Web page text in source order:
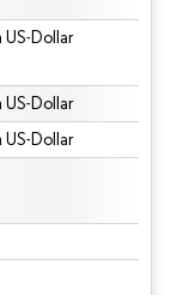
US-Dollar
US-Dollar
US-Dollar
Namensnennung